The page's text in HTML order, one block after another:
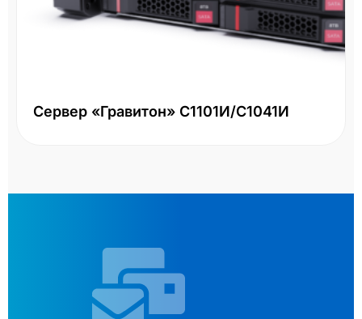
Сервер «Гравитон» С1101И/С1041И